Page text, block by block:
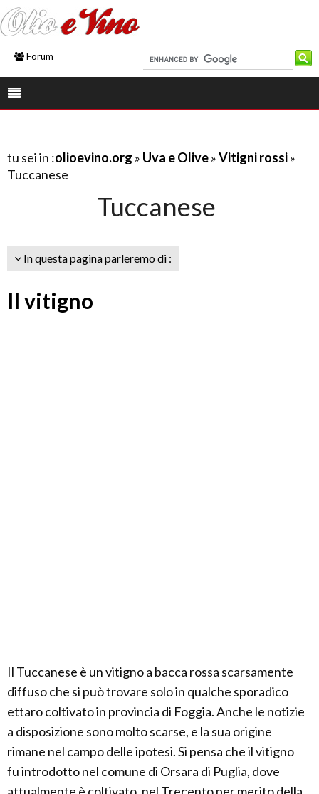
Forum
tu sei in :olioevino.org » Uva e Olive»Vitigni rossi»
Tuccanese
Tuccanese
In questa pagina parleremo di :
Il vitigno
Il Tuccanese è un vitigno a bacca rossa scarsamente
diffuso che si può trovare solo in qualche sporadico
ettaro coltivato in provincia di Foggia. Anche le notizie
a disposizione sono molto scarse, e la sua origine
rimane nel campo delle ipotesi. Si pensa che il vitigno
fu introdotto nel comune di Orsara di Puglia, dove